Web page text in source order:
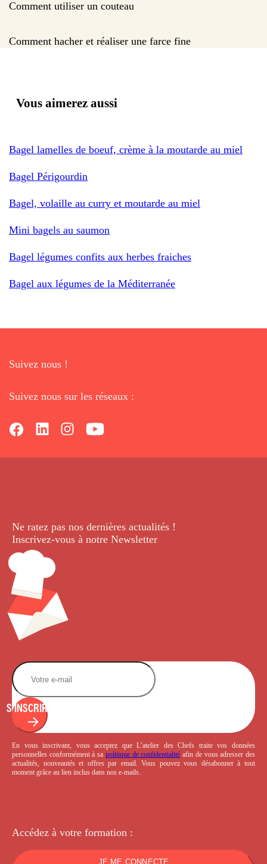
Comment utiliser un couteau
Comment hacher et réaliser une farce fine
Vous aimerez aussi
Bagel lamelles de boeuf, crème à la moutarde au miel
Bagel Périgourdin
Bagel, volaille au curry et moutarde au miel
Mini bagels au saumon
Bagel légumes confits aux herbes fraiches
Bagel aux légumes de la Méditerranée
Suivez nous !
Suivez nous sur les réseaux :
Ne ratez pas nos dernières actualités !
Inscrivez-vous à notre Newsletter.
S'INSCRIRE
En vous inscrivant, vous acceptez que L’atelier des Chefs traite vos données
personnelles conformément à sa politique de confidentialité afin de vous adresser des
actualités, nouveautés et offres par email. Vous pouvez vous désabonner à tout
moment grâce au lien inclus dans nos e-mails.
Accédez à votre formation :
JE ME CONNECTE